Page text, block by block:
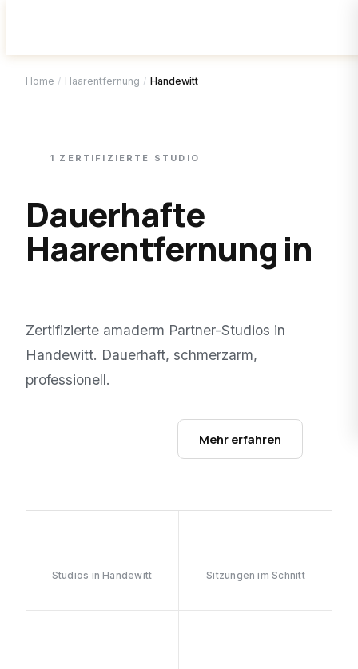
Home / Haarentfernung / Handewitt
1 ZERTIFIZIERTE STUDIO
Dauerhafte
Haarentfernung in
Zertifizierte amaderm Partner-Studios in
Handewitt. Dauerhaft, schmerzarm,
professionell.
Mehr erfahren
Studios in Handewitt Sitzungen im Schnitt